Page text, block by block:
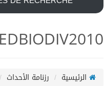
الرئيسية رزنامة الأحداث